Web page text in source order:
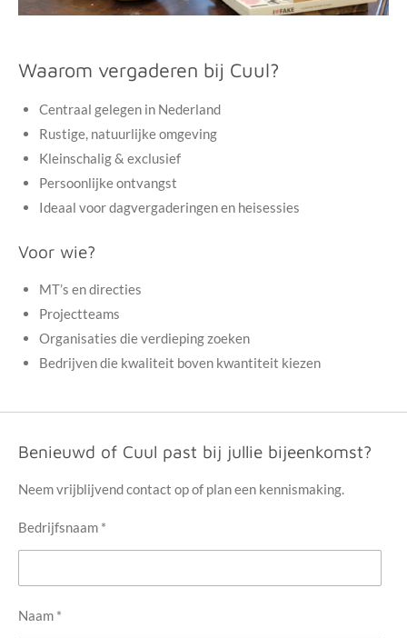
Waarom vergaderen bij Cuul?
Centraal gelegen in Nederland
Rustige, natuurlijke omgeving
Kleinschalig & exclusief
Persoonlijke ontvangst
Ideaal voor dagvergaderingen en heisessies
Voor wie?
MT’s en directies
Projectteams
Organisaties die verdieping zoeken
Bedrijven die kwaliteit boven kwantiteit kiezen
Benieuwd of Cuul past bij jullie bijeenkomst?
Neem vrijblijvend contact op of plan een kennismaking.
Bedrijfsnaam *
Naam *